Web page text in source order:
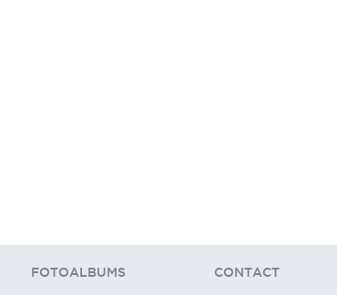
FOTOALBUMS CONTACT